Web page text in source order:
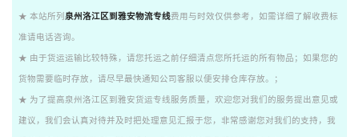
★ 本站所列 泉州洛江区到雅安物流专线费用与时效仅供参考，如需详细了解收费标
准请电话咨询。
★ 由于货运运输比较特殊，请您托运之前仔细清点您所托运的所有物品；如果您的
货物需要临时存放，请尽早最快通知公司客服以便安排仓库存放。；
★ 为了提高泉州洛江区到雅安货运专线服务质量，欢迎您对我们的服务提出意见或
建议，我们会认真对待并及时把处理意见汇报于您，非常感谢您对我们的支持，我